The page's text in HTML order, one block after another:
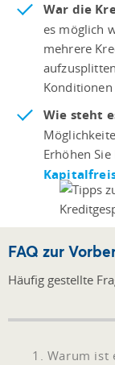
War die
es möglich
mehrere
Wie steht
Erhöhen Sie
FAQ zur
Häufig gestellte
1. Warum ist